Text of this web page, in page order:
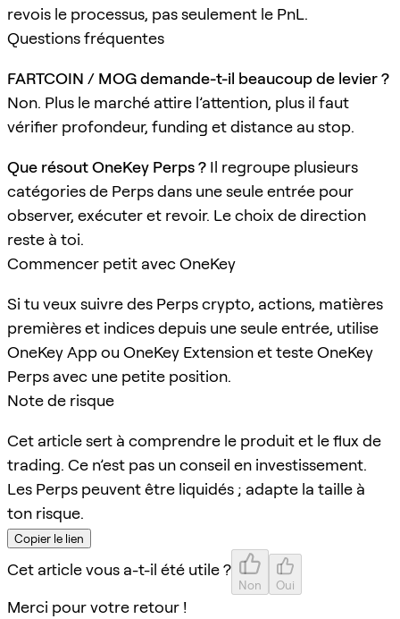
revois le processus, pas seulement le PnL.
Questions fréquentes
FARTCOIN / MOG demande-t-il beaucoup de levier ?
Non. Plus le marché attire l’attention, plus il faut
vérifier profondeur, funding et distance au stop.
Que résout OneKey Perps ? Il regroupe plusieurs
catégories de Perps dans une seule entrée pour
observer, exécuter et revoir. Le choix de direction
reste à toi.
Commencer petit avec OneKey
Si tu veux suivre des Perps crypto, actions, matières
premières et indices depuis une seule entrée, utilise
OneKey App ou OneKey Extension et teste OneKey
Perps avec une petite position.
Note de risque
Cet article sert à comprendre le produit et le flux de
trading. Ce n’est pas un conseil en investissement.
Les Perps peuvent être liquidés ; adapte la taille à
ton risque.
Copier le lien
Cet article vous a-t-il été utile ?
Non Oui
Merci pour votre retour !